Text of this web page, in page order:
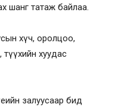
шанг татаж байлаа.
хүч, оролцоо,
хуудас
залуусаар бид